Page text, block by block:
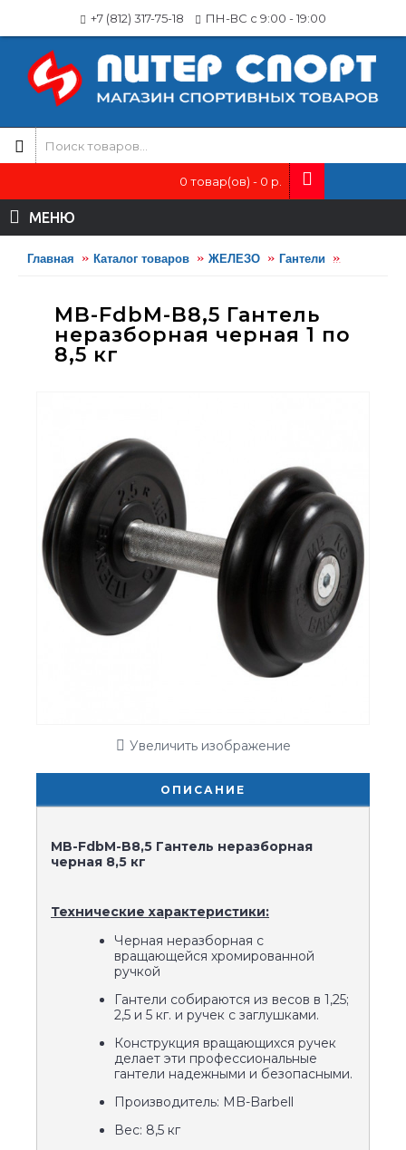
+7 (812) 317-75-18 ПН-ВС с 9:00 - 19:00
0 товар(ов) - 0 р.
МЕНЮ
Главная Каталог товаров ЖЕЛЕЗО Гантели
MB-FdbM-B8,5 Гантель
неразборная черная 1 по
8,5 кг
Увеличить изображение
ОПИСАНИЕ
MB-FdbM-B8,5 Гантель неразборная
черная 8,5 кг
Технические характеристики:
Черная неразборная с
вращающейся хромированной
ручкой
Гантели собираются из весов в 1,25;
2,5 и 5 кг. и ручек с заглушками.
Конструкция вращающихся ручек
делает эти профессиональные
гантели надежными и безопасными.
Производитель: MB-Barbell
Вес: 8,5 кг